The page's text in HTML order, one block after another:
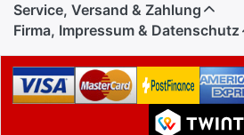
Service, Versand & Zahlung
Firma, Impressum & Datenschutz